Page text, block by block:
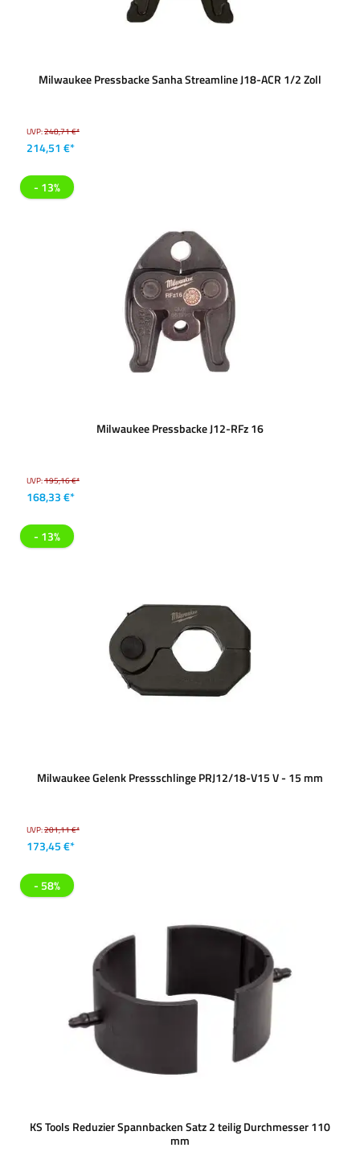
Milwaukee Pressbacke Sanha Streamline J18-ACR 1/2 Zoll
UVP:248,71 €*
214,51 €*
- 13%
Milwaukee Pressbacke J12-RFz 16
UVP:195,16 €*
168,33 €*
- 13%
Milwaukee Gelenk Pressschlinge PRJ12/18-V15 V - 15 mm
UVP:201,11 €*
173,45 €*
- 58%
KS Tools Reduzier Spannbacken Satz 2 teilig Durchmesser 110
mm